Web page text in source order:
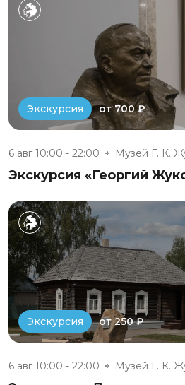
Экскурсия от 700 ₽
6 авг 10:00 - 22:00 Музей Г. К.
Экскурсия «Георгий
Экскурсия от 250 ₽
6 авг 10:00 - 22:00 Музей Г. К.